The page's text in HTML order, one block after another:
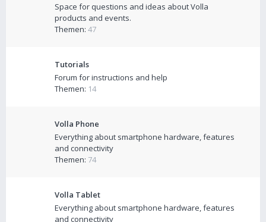
Space for questions and ideas about Volla
products and events.
Themen: 47
Tutorials
Forum for instructions and help
Themen: 14
Volla Phone
Everything about smartphone hardware, features
and connectivity
Themen: 74
Volla Tablet
Everything about smartphone hardware, features
and connectivity